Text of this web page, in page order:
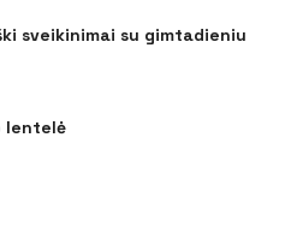
sveikinimai su gimtadieniu
lentelė